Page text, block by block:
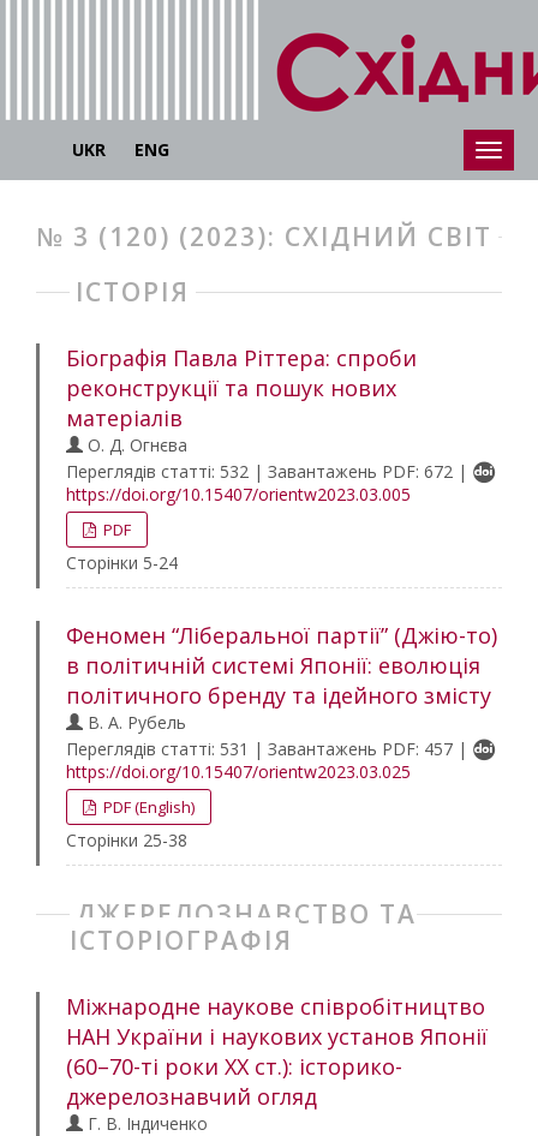
UKR ENG
№ 3 (120) (2023): СХІДНИЙ СВІТ
ІСТОРІЯ
Біографія Павла Ріттера: спроби
реконструкції та пошук нових
матеріалів
О. Д. Огнєва
Переглядів статті: 532 | Завантажень PDF: 672 |
https://doi.org/10.15407/orientw2023.03.005
PDF
Сторінки 5-24
Феномен “Ліберальної партії” (Джію-то)
в політичній системі Японії: еволюція
політичного бренду та ідейного змісту
В. А. Рубель
Переглядів статті: 531 | Завантажень PDF: 457 |
https://doi.org/10.15407/orientw2023.03.025
PDF (English)
Сторінки 25-38
ДЖЕРЕЛОЗНАВСТВО ТА
ІСТОРІОГРАФІЯ
Міжнародне наукове співробітництво
НАН України і наукових установ Японії
(60–70-ті роки ХХ ст.): історико-
джерелознавчий огляд
Г. В. Індиченко